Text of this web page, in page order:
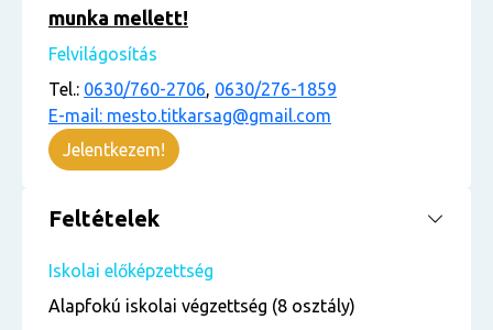
munka mellett!
Felvilágosítás
Tel.: 0630/760-2706, 0630/276-1859
E-mail: mesto.titkarsag@gmail.com
Jelentkezem!
Feltételek
Iskolai előképzettség
Alapfokú iskolai végzettség (8 osztály)